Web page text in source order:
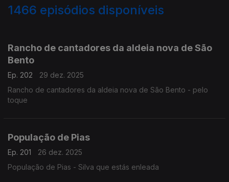
1466 episódios disponíveis
Rancho de cantadores da aldeia nova de São
Bento
Ep. 202
29 dez. 2025
Rancho de cantadores da aldeia nova de São Bento - pelo
toque
População de Pias
Ep. 201
26 dez. 2025
População de Pias - Silva que estás enleada